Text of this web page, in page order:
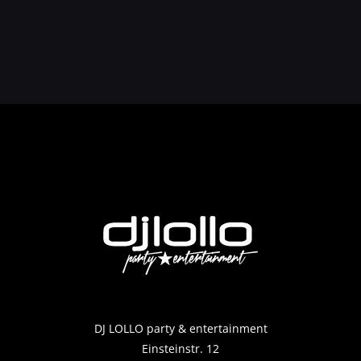
DJ LOLLO party & entertainment
Einsteinstr. 12